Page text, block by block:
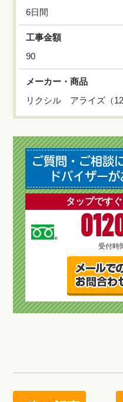
6日間
工事金額
90
メーカー・商品
リクシル アライズ（
ご質問・ご相談
ドバイザー
タップです
受付時